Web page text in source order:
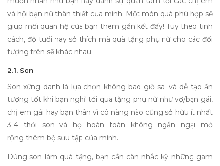
và hội bạn nữ thân thiết của mình. Một món quà phù hợp sẽ
giúp mối quan hệ của bạn thêm gắn kết đấy! Tùy theo tính
cách, độ tuổi hay sở thích mà quà tặng phụ nữcho các đối
tượng trên sẽ khác nhau.
2.1. Son
Son xứng danh là lựa chọn không bao giờ sai và dễ tạo ấn
tượng tốt khi bạn nghĩ tới quà tặng phụ nữnhư vợ/bạn gái,
chị em gái hay bạn thân vì cô nàng nào cũng sở hữu ít nhất
3-4 thỏi son và họ hoàn toàn không ngần ngại mở
rộng thêm bộ sưu tập của mình.
Dùng son làm quà tặng, bạn cần cân nhắc kỹ những gam